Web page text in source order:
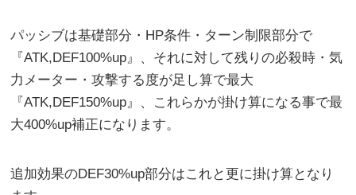
パッシブは基礎部分・HP条件・ターン制限部分で
『ATK,DEF100%up』、それに対して残りの必殺時・気
力メーター・攻撃する度が足し算で最大
『ATK,DEF150%up』、これらかが掛け算になる事で最
大400%up補正になります。
追加効果のDEF30%up部分はこれと更に掛け算となり